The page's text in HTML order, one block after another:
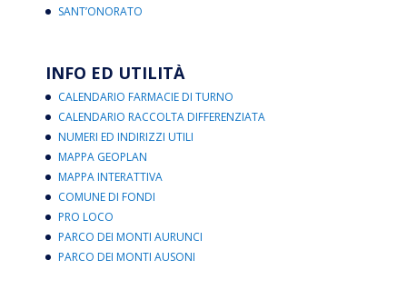
SANT’ONORATO
INFO ED UTILITÀ
CALENDARIO FARMACIE DI TURNO
CALENDARIO RACCOLTA DIFFERENZIATA
NUMERI ED INDIRIZZI UTILI
MAPPA GEOPLAN
MAPPA INTERATTIVA
COMUNE DI FONDI
PRO LOCO
PARCO DEI MONTI AURUNCI
PARCO DEI MONTI AUSONI